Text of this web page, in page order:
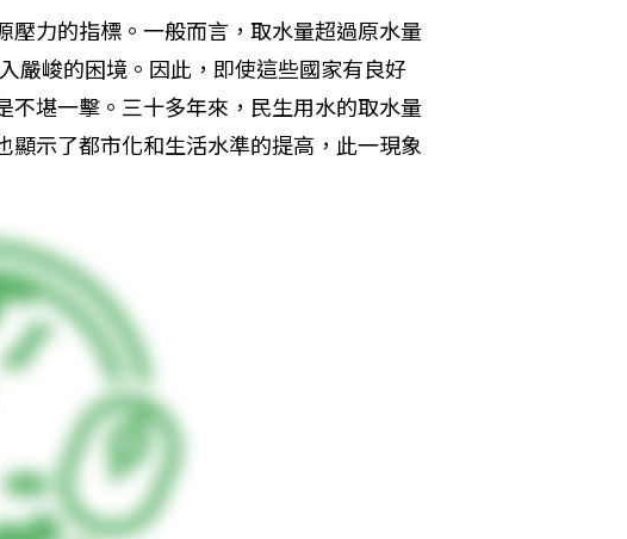
力的指標。一般而言，取水量超過原水量
嚴峻的困境。因此，即使這些國家有良好
堪一擊。三十多年來，民生用水的取水量
示了都市化和生活水準的提高，此一現象